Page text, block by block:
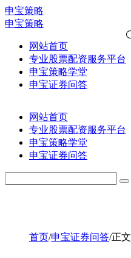
申宝策略
申宝策略
网站首页
专业股票配资服务平台
申宝策略学堂
申宝证券问答
网站首页
专业股票配资服务平台
申宝策略学堂
申宝证券问答
首页/申宝证券问答/正文